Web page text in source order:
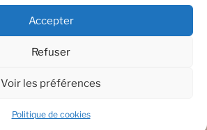
Accepter
Refuser
Voir les préférences
Politique de cookies